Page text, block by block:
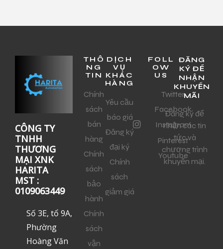
CÔNG TY
TNHH
THƯƠNG
MẠI XNK
HARITA
MST :
0109063449
Số 3E, tổ 9A,
Phường
Hoàng Văn
THÔ
NG
TIN
Chính
sách
bán
hàng
Chính
sách
bảo
hành
Chính
sách
vận
DỊCH
VỤ
KHÁC
HÀNG
Yêu cầu
báo giá
Đăng ký
đại ký
Chính
sách
giảm giá
FOLL
OW
US
Twitter
Facebook
Instagram
Pinterest
Youtube
ĐĂNG
KÝ ĐỂ
NHẬN
KHUYẾN
MÃI
Đăng ký để
nhận các tin
tức và
chương trình
khuyến mại.